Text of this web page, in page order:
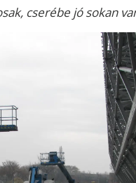
cserébe jó sokan